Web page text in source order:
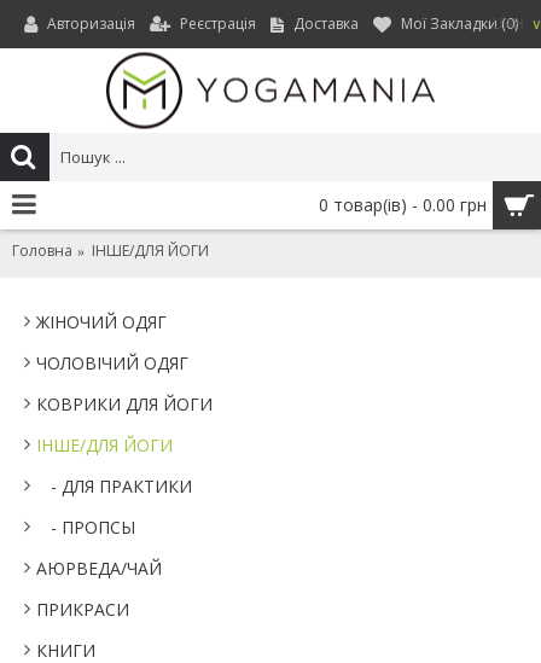
UAH ∨
Авторизація Реєстрація Доставка Мої Закладки (0)
0 товар(ів) - 0.00 грн
Головна IНШЕ/ДЛЯ ЙОГИ
ЖІНОЧИЙ ОДЯГ
ЧОЛОВІЧИЙ ОДЯГ
КОВРИКИ ДЛЯ ЙОГИ
IНШЕ/ДЛЯ ЙОГИ
- ДЛЯ ПРАКТИКИ
- ПРОПСЫ
АЮРВЕДА/ЧАЙ
ПРИКРАСИ
КНИГИ